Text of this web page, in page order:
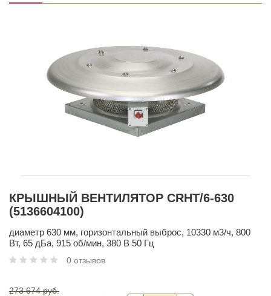
КРЫШНЫЙ ВЕНТИЛЯТОР CRHT/6-630
(5136604100)
диаметр 630 мм, горизонтальный выброс, 10330 м3/ч, 800
Вт, 65 дБа, 915 об/мин, 380 В 50 Гц
0 отзывов
273 674 руб.